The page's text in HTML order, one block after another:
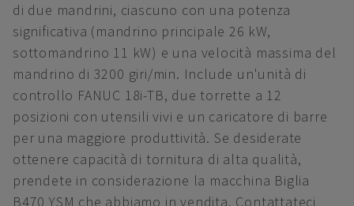
di due mandrini, ciascuno con una potenza
significativa (mandrino principale 26 kW,
sottomandrino 11 kW) e una velocità massima del
mandrino di 3200 giri/min. Include un'unità di
controllo FANUC 18i-TB, due torrette a 12
posizioni con utensili vivi e un caricatore di barre
per una maggiore produttività. Se desiderate
ottenere capacità di tornitura di alta qualità,
prendete in considerazione la macchina Biglia
B470 YSM che abbiamo in vendita. Contattateci